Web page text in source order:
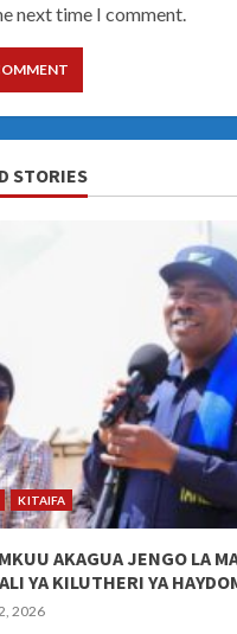
next time I comment.
STORIES
KITAIFA
AKAGUA JENGO LA
YA KILUTHERI YA
2026